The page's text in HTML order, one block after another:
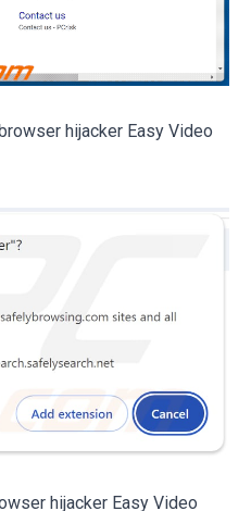
hijacker Easy Video
hijacker Easy Video